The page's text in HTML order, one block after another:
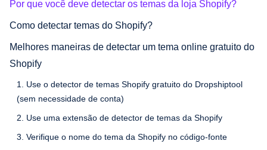
Por que você deve detectar os temas da loja Shopify?
Como detectar temas do Shopify?
Melhores maneiras de detectar um tema online gratuito do
Shopify
1. Use o detector de temas Shopify gratuito do Dropshiptool
(sem necessidade de conta)
2. Use uma extensão de detector de temas da Shopify
3. Verifique o nome do tema da Shopify no código-fonte